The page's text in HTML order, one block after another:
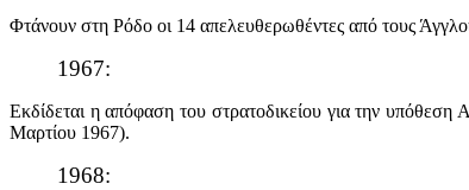
Φτάνουν στη Ρόδο οι 14 απελευθερωθέντες από τους
1967:
Εκδίδεται η απόφαση του στρατοδικείου για την
Μαρτίου 1967).
1968: